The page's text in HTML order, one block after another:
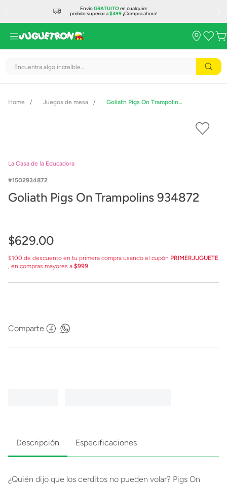
EnvíoGRATUITOen cualquier
pedido superior a$499¡Compra ahora!
Encuentra algo increíble...
Juegos de mesa Goliath Pigs On Trampolins 934872
La Casa de la Educadora
1502934872
Goliath Pigs On Trampolins 934872
$629.00
$100 de descuento en tu primera compra usando el cupón PRIMERJUGUETE
, en compras mayores a $999.
Comparte
Descripción Especificaciones
¿Quién dijo que los cerditos no pueden volar? Pigs On